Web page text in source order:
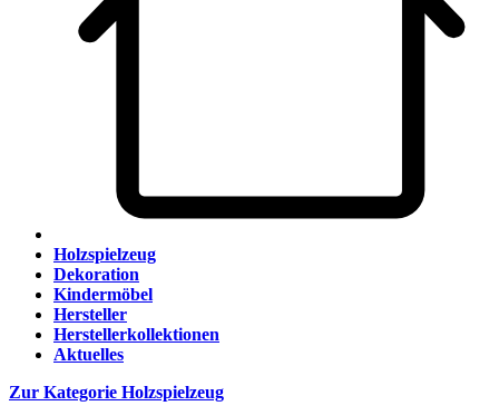
Holzspielzeug
Dekoration
Kindermöbel
Hersteller
Herstellerkollektionen
Aktuelles
Zur Kategorie Holzspielzeug